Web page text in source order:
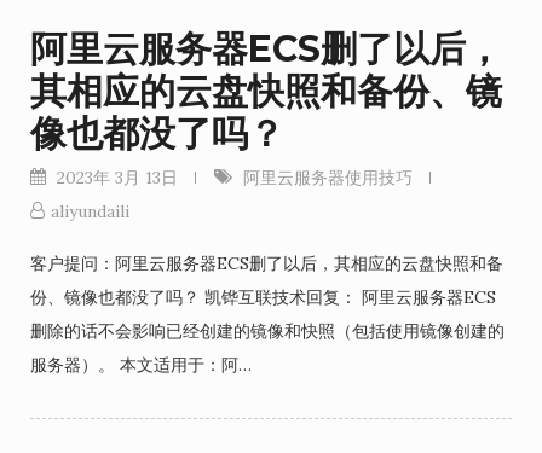
阿里云服务器ECS删了以后，
其相应的云盘快照和备份、镜
像也都没了吗？
2023年 3月 13日
阿里云服务器使用技巧
aliyundaili
客户提问：阿里云服务器ECS删了以后，其相应的云盘快照和备
份、镜像也都没了吗？ 凯铧互联技术回复： 阿里云服务器ECS
删除的话不会影响已经创建的镜像和快照（包括使用镜像创建的
服务器）。 本文适用于：阿…